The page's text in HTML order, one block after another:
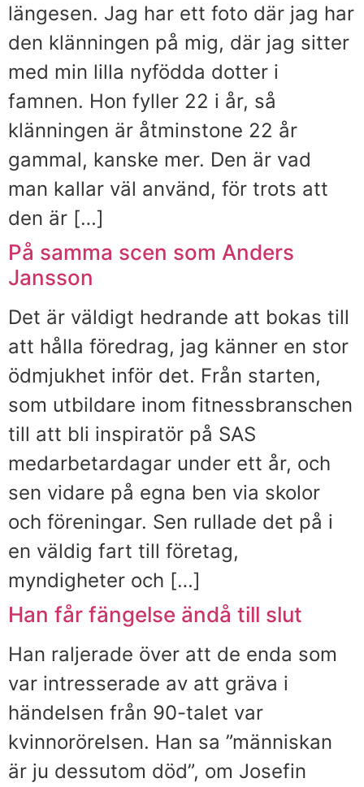
längesen. Jag har ett foto där jag har
den klänningen på mig, där jag sitter
med min lilla nyfödda dotter i
famnen. Hon fyller 22 i år, så
klänningen är åtminstone 22 år
gammal, kanske mer. Den är vad
man kallar väl använd, för trots att
den är […]
På samma scen som Anders
Jansson
Det är väldigt hedrande att bokas till
att hålla föredrag, jag känner en stor
ödmjukhet inför det. Från starten,
som utbildare inom fitnessbranschen
till att bli inspiratör på SAS
medarbetardagar under ett år, och
sen vidare på egna ben via skolor
och föreningar. Sen rullade det på i
en väldig fart till företag,
myndigheter och […]
Han får fängelse ändå till slut
Han raljerade över att de enda som
var intresserade av att gräva i
händelsen från 90-talet var
kvinnorörelsen. Han sa ”människan
är ju dessutom död”, om Josefin